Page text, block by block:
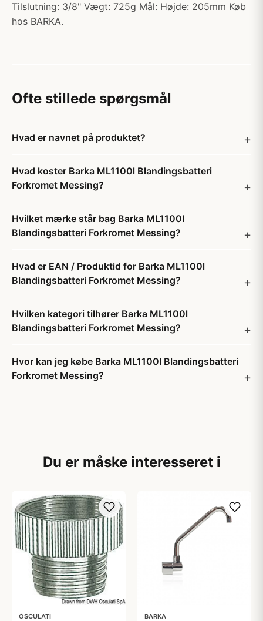
Tilslutning: 3/8" Vægt: 725g Mål: Højde: 205mm Køb
hos BARKA.
Ofte stillede spørgsmål
Hvad er navnet på produktet?
Hvad koster Barka ML1100l Blandingsbatteri
Forkromet Messing?
Hvilket mærke står bag Barka ML1100l
Blandingsbatteri Forkromet Messing?
Hvad er EAN / Produktid for Barka ML1100l
Blandingsbatteri Forkromet Messing?
Hvilken kategori tilhører Barka ML1100l
Blandingsbatteri Forkromet Messing?
Hvor kan jeg købe Barka ML1100l Blandingsbatteri
Forkromet Messing?
Du er måske interesseret i
OSCULATI BARKA